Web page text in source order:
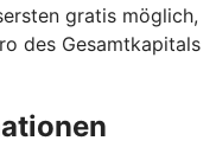
gratis möglich,
des Gesamtkapitals